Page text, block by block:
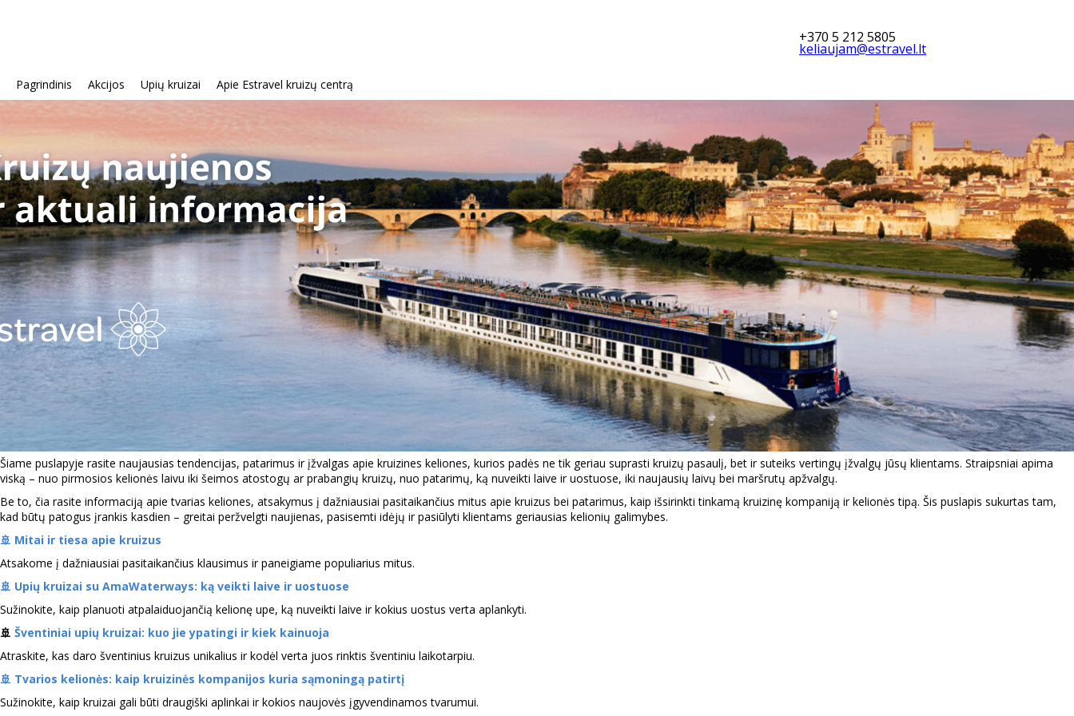
Pagrindinis Akcijos Upių kruizai Apie Estravel kruizų centrą
+370 5 212 5805
keliaujam@estravel.lt
Šiame puslapyje rasite naujausias tendencijas, patarimus ir įžvalgas apie kruizines keliones, kurios padės ne tik geriau suprasti kruizų pasaulį, bet ir suteiks vertingų įžvalgų jūsų klientams. Straipsniai apima
viską – nuo pirmosios kelionės laivu iki šeimos atostogų ar prabangių kruizų, nuo patarimų, ką nuveikti laive ir uostuose, iki naujausių laivų bei maršrutų apžvalgų.
Be to, čia rasite informaciją apie tvarias keliones, atsakymus į dažniausiai pasitaikančius mitus apie kruizus bei patarimus, kaip išsirinkti tinkamą kruizinę kompaniją ir kelionės tipą. Šis puslapis sukurtas tam,
kad būtų patogus įrankis kasdien – greitai peržvelgti naujienas, pasisemti idėjų ir pasiūlyti klientams geriausias kelionių galimybes.
🚢 Mitai ir tiesa apie kruizus
Atsakome į dažniausiai pasitaikančius klausimus ir paneigiame populiarius mitus.
🚢 Upių kruizai su AmaWaterways: ką veikti laive ir uostuose
Sužinokite, kaip planuoti atpalaiduojančią kelionę upe, ką nuveikti laive ir kokius uostus verta aplankyti.
🚢 Šventiniai upių kruizai: kuo jie ypatingi ir kiek kainuoja
Atraskite, kas daro šventinius kruizus unikalius ir kodėl verta juos rinktis šventiniu laikotarpiu.
🚢 Tvarios kelionės: kaip kruizinės kompanijos kuria sąmoningą patirtį
Sužinokite, kaip kruizai gali būti draugiški aplinkai ir kokios naujovės įgyvendinamos tvarumui.